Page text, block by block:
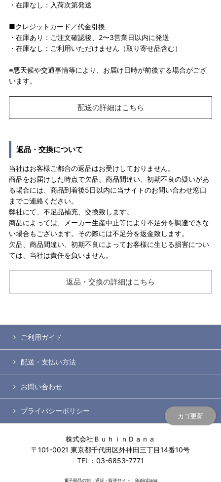
カゴ更新
・在庫なし：入荷次第発送
■クレジットカード／代金引換
・在庫あり：ご注文確認後、2〜3営業日以内に発送
・在庫なし：ご利用いただけません（取り寄せ品含む）
※悪天候や交通事情等により、お届け日時が前後する場合がござ
います。
配送の詳細はこちら
返品・交換について
当社はお客様ご都合の返品はお受けしておりません。
商品をお届けした時点で欠品、商品間違い、初期不良の疑いがあ
る場合には、商品到着後5日以内に当サイトのお問い合わせ窓口
までご連絡ください。
弊社にて、不足品補充、交換致します。
商品によっては、メーカー生産中止等により不足分を調達できな
い場合もございます。その際には不足分を返金致します。
欠品、商品間違い、初期不良によってお客様に生じる損害につい
ては、当社は責任を負いません。
返品・交換の詳細はこちら
ご利用ガイド
配送・支払い方法
お問い合わせ
プライバシーポリシー
株式会社ＢｕｈｉｎＤａｎａ
〒101-0021 東京都千代田区外神田三丁目14番10号
TEL：03-6853-7771
電子部品の卸・通販・販売サイト｜BuhinDana